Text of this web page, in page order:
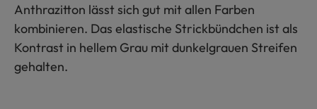
Anthrazitton lässt sich gut mit allen Farben
kombinieren. Das elastische Strickbündchen ist als
Kontrast in hellem Grau mit dunkelgrauen Streifen
gehalten.